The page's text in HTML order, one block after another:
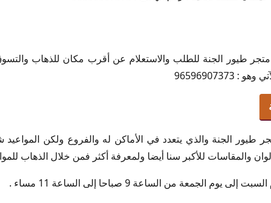
طيور الجنة للطلب والاستعلام عن أقرب مكان للذهاب
طيور الجنة والذي يتعدد في الأماكن له والفروع ولكن المواعيد
والمقاسات للأكبر سنا أيضا ولمعرفة أكثر فمن خلال الذهاب
الجمعة من الساعة 9 صباحا إلى الساعة 11 مساء .